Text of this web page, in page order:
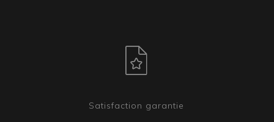
Satisfaction garantie